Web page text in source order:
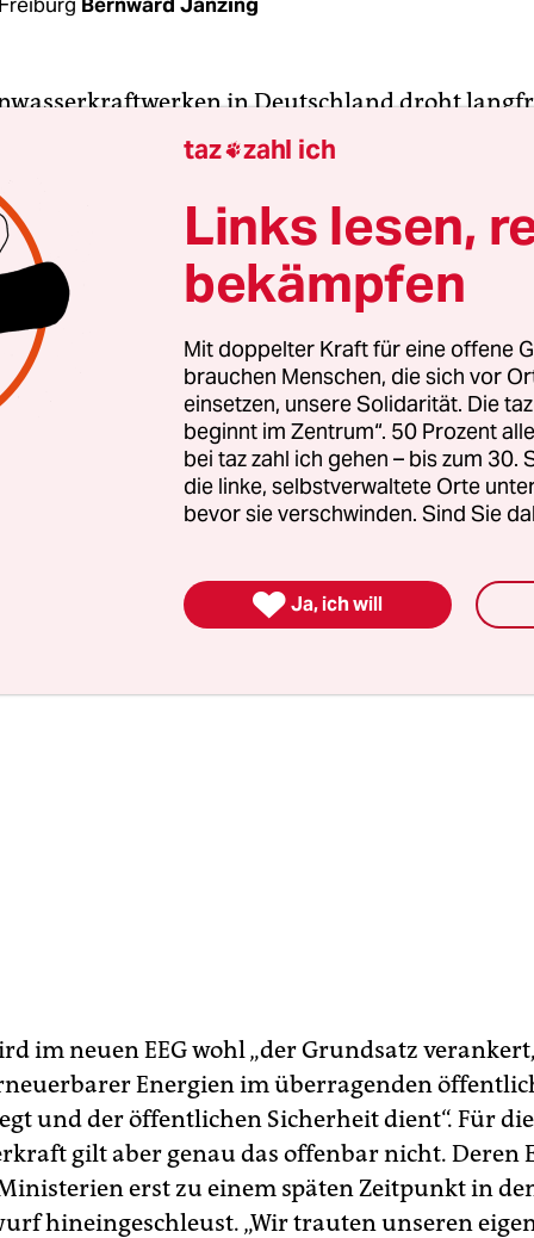
in Deutschland droht
Passus steht ausgerechnet im
Energien“
. Darin heißt es: „Kleine
bis 500 Kilowatt werden aus
mehr gefördert.“ Wenn das Gesetz so kommt,
mehr geben.
mit dem Ende der zumeist 20-jährigen
– kurzfristig waren der Wasserkraft auch
worden – nach und nach immer mehr
Diese Woche will die Bundesregierung das
Energien-Gesetz (EEG) durch
im neuen EEG wohl „der Grundsatz
Energien im überragenden
und der öffentlichen Sicherheit dient“. Für die
gilt aber genau das offenbar nicht. Deren
erst zu einem späten Zeitpunkt in
hineingeschleust. „Wir trauten unseren
taz zahl ich
Links lesen,
bekämpfen
Mit doppelter Kraft für eine offene
brauchen Menschen, die sich vor
einsetzen, unsere Solidarität. Die
beginnt im Zentrum“. 50 Prozent
bei taz zahl ich gehen – bis zum
die linke, selbstverwaltete Orte
bevor sie verschwinden. Sind Sie
 Ja, ich will